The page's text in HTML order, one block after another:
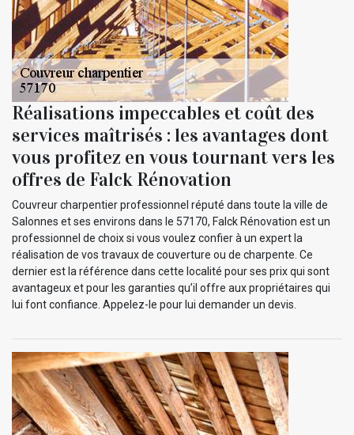
Réalisations impeccables et coût des
services maîtrisés : les avantages dont
vous profitez en vous tournant vers les
offres de Falck Rénovation
Couvreur charpentier professionnel réputé dans toute la ville de
Salonnes et ses environs dans le 57170, Falck Rénovation est un
professionnel de choix si vous voulez confier à un expert la
réalisation de vos travaux de couverture ou de charpente. Ce
dernier est la référence dans cette localité pour ses prix qui sont
avantageux et pour les garanties qu’il offre aux propriétaires qui
lui font confiance. Appelez-le pour lui demander un devis.